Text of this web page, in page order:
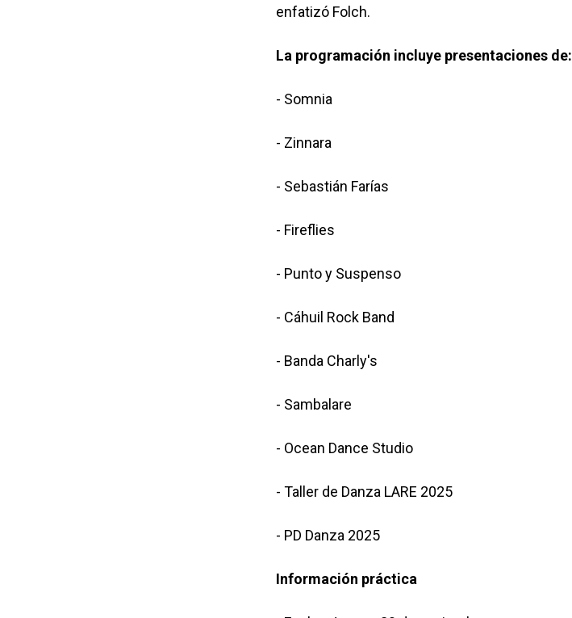
enfatizó Folch.
La programación incluye presentaciones de:
- Somnia
- Zinnara
- Sebastián Farías
- Fireflies
- Punto y Suspenso
- Cáhuil Rock Band
- Banda Charly's
- Sambalare
- Ocean Dance Studio
- Taller de Danza LARE 2025
- PD Danza 2025
Información práctica